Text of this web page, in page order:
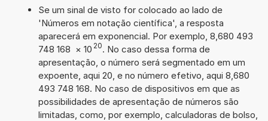
Se um sinal de visto for colocado ao lado de
'Números em notação científica', a resposta
aparecerá em exponencial. Por exemplo, 8,680 493
748 168 × 10 20. No caso dessa forma de
apresentação, o número será segmentado em um
expoente, aqui 20, e no número efetivo, aqui 8,680
493 748 168. No caso de dispositivos em que as
possibilidades de apresentação de números são
limitadas, como, por exemplo, calculadoras de bolso,